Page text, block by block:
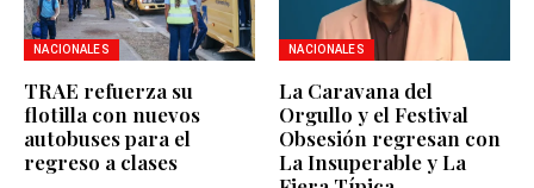
NACIONALES
TRAE refuerza su
flotilla con nuevos
autobuses para el
regreso a clases
NACIONALES
La Caravana del
Orgullo y el Festival
Obsesión regresan con
La Insuperable y La